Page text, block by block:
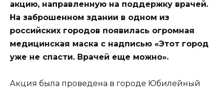
акцию, направленную на поддержку врачей.
На заброшенном здании в одном из
российских городов появилась огромная
медицинская маска с надписью «Этот город
уже не спасти. Врачей еще можно».
Акция была проведена в городе Юбилейный